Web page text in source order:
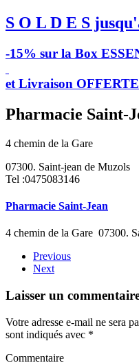
S O L D E S
-15% sur la Box
et Livraison
Pharmacie Saint-
4 chemin de la Gare
07300. Saint-jean de Muzols
Tel :0475083146
Pharmacie Saint-Jean
4 chemin de la Gare 07300.
Previous
Next
Laisser un
Votre adresse e-mail ne sera
sont indiqués avec *
Commentaire